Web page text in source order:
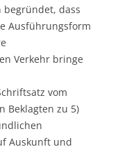
begründet, dass
Ausführungsform
Verkehr bringe
vom
Beklagten zu 5)
Auskunft und